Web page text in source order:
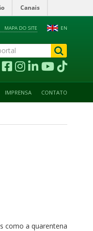
Canais
EN
MAPA DO SITE
IMPRENSA CONTATO
como a quarentena